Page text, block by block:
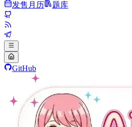
发售月历
题库
GitHub